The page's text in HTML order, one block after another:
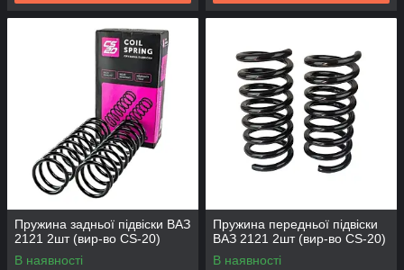
Пружина задньої підвіски ВАЗ
2121 2шт (вир-во CS-20)
В наявності
Пружина передньої підвіски
ВАЗ 2121 2шт (вир-во CS-20)
В наявності